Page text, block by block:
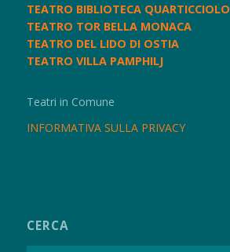
TEATRO BIBLIOTECA QUARTICCIOLO
TEATRO TOR BELLA MONACA
TEATRO DEL LIDO DI OSTIA
TEATRO VILLA PAMPHILJ
Teatri in Comune
INFORMATIVA SULLA PRIVACY
CERCA